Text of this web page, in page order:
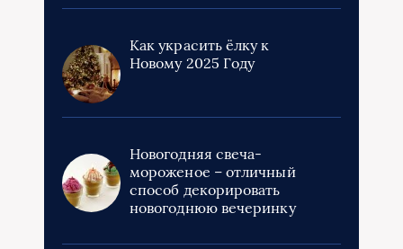
Как украсить ёлку к
Новому 2025 Году
Новогодняя свеча-
мороженое – отличный
способ декорировать
новогоднюю вечеринку